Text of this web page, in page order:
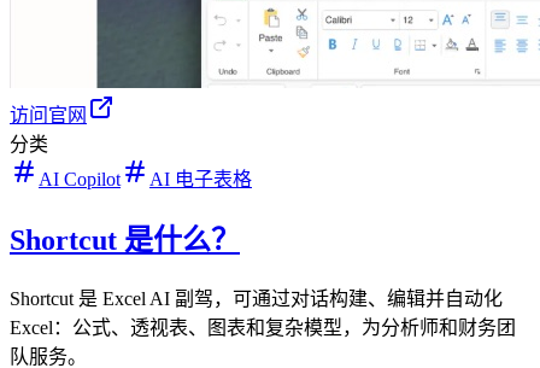
访问官网
分类
AI Copilot
AI 电子表格
Shortcut 是什么？
Shortcut 是 Excel AI 副驾，可通过对话构建、编辑并自动化
Excel：公式、透视表、图表和复杂模型，为分析师和财务团
队服务。